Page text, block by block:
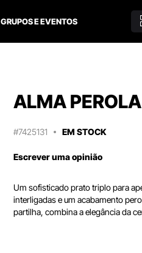
GRUPOS E EVENTOS
ALMA
#7425131 EM STOCK
Escrever uma opinião
Um sofisticado prato triplo para
interligadas e um acabamento
partilha, combina a elegância da